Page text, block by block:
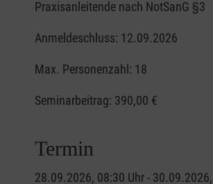
Praxisanleitende nach NotSanG §3
Anmeldeschluss: 12.09.2026
Max. Personenzahl: 18
Seminarbeitrag: 390,00 €
Termin
28.09.2026, 08:30 Uhr -